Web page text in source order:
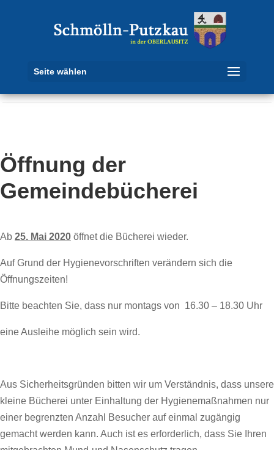
Seite wählen
Öffnung der
Gemeindebücherei
Ab 25. Mai 2020 öffnet die Bücherei wieder.
Auf Grund der Hygienevorschriften verändern sich die
Öffnungszeiten!
Bitte beachten Sie, dass nur montags von 16.30 – 18.30 Uhr
eine Ausleihe möglich sein wird.
Aus Sicherheitsgründen bitten wir um Verständnis, dass unsere
kleine Bücherei unter Einhaltung der Hygienemaßnahmen nur
einer begrenzten Anzahl Besucher auf einmal zugängig
gemacht werden kann. Auch ist es erforderlich, dass Sie Ihren